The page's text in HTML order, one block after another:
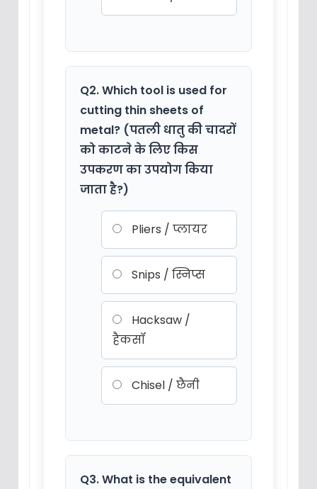
Q2. Which tool is used for
cutting thin sheets of
metal? (पतली धातु की चादरों
को काटने के लिए किस
उपकरण का उपयोग किया
जाता है?)
Pliers / प्लायर
Snips / स्निप्स
Hacksaw /
हैकसॉ
Chisel / छैनी
Q3. What is the equivalent